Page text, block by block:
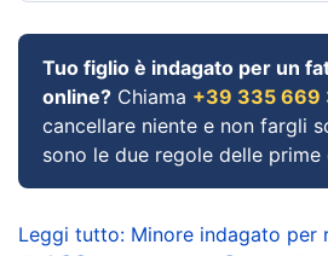
Tuo figlio è indagato per un
online? Chiama +39 335 669
cancellare niente e non fargli
sono le due regole delle prime
Leggi tutto: Minore indagato per